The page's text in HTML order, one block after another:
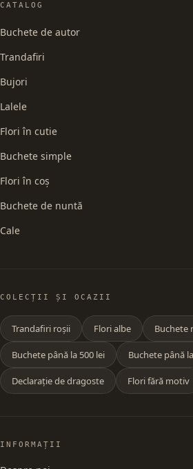
CATALOG
Buchete de autor
Trandafiri
Bujori
Lalele
Flori în cutie
Buchete simple
Flori în coș
Buchete de nuntă
Cale
COLECȚII ȘI OCAZII
Trandafiri roșii Flori albe Buchete
Buchete până la 500 lei Buchete până
Declarație de dragoste Flori fără motiv
INFORMAȚII